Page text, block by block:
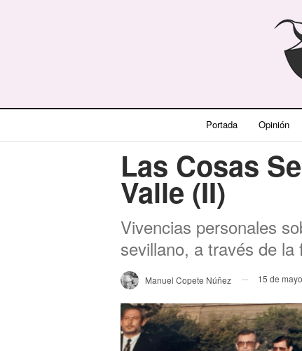
Portada Opinión
Las Cosas
Valle (II)
Vivencias personales
sevillano, a través de
Manuel Copete Núñez 15 de